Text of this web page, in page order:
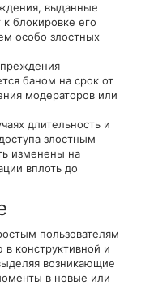
выданные
блокировке его
особо злостных
баном на срок от
модераторов или
длительность и
злостным
изменены на
вплоть до
пользователям
в конструктивной и
возникающие
в новые или